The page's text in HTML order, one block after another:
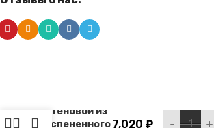
стеновой из
вспененного7,020 ₽ - +